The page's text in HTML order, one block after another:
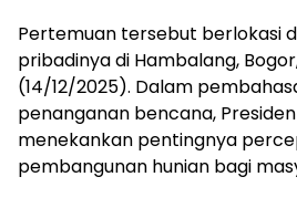
Pertemuan tersebut berlokasi
pribadinya di Hambalang,
(14/12/2025). Dalam
penanganan bencana,
menekankan pentingnya
pembangunan hunian bagi